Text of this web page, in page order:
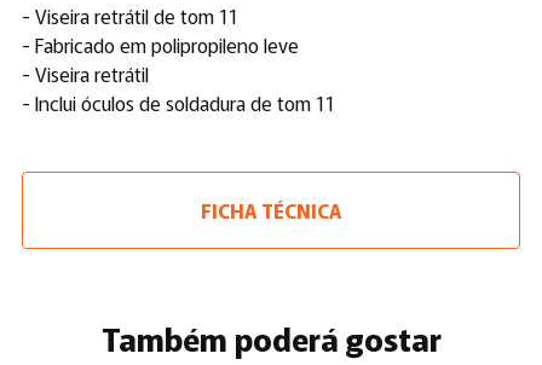
- Viseira retrátil de tom 11
- Fabricado em polipropileno leve
- Viseira retrátil
- Inclui óculos de soldadura de tom 11
FICHA TÉCNICA
Também poderá gostar